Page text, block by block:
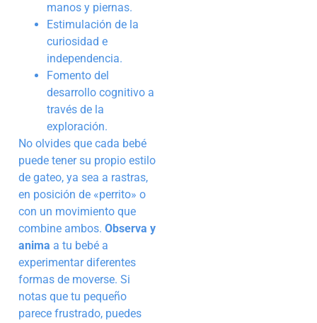
manos y piernas.
Estimulación de la
curiosidad e
independencia.
Fomento del
desarrollo cognitivo a
través de la
exploración.
No olvides que cada bebé
puede tener su propio estilo
de gateo, ya sea a rastras,
en posición de «perrito» o
con un movimiento que
combine ambos. Observa y
anima a tu bebé a
experimentar diferentes
formas de moverse. Si
notas que tu pequeño
parece frustrado, puedes